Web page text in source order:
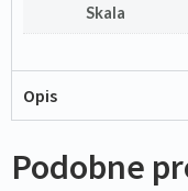
Skala
Opis
Podobne